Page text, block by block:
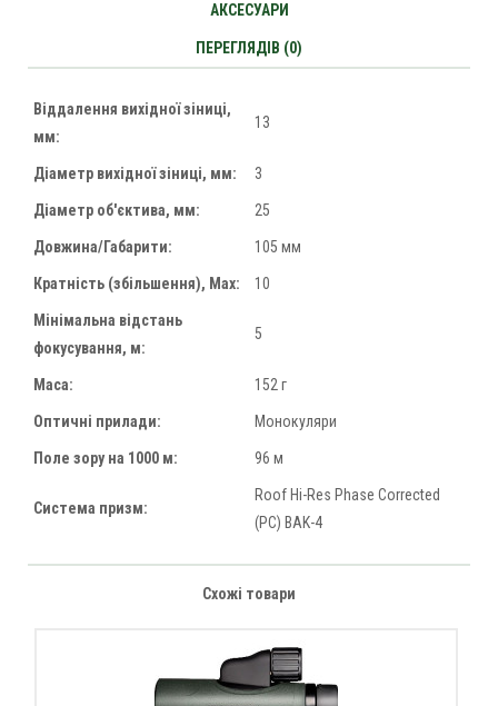
АКСЕСУАРИ
ПЕРЕГЛЯДІВ (0)
Віддалення вихідної зіниці,
мм:
13
Діаметр вихідної зіниці, мм: 3
Діаметр об'єктива, мм: 25
Довжина/Габарити: 105 мм
Кратність (збільшення), Max: 10
Мінімальна відстань
фокусування, м:
5
Маса: 152 г
Оптичні прилади: Монокуляри
Поле зору на 1000 м: 96 м
Система призм:
Roof Hi-Res Phase Corrected
(PC) BAK-4
Схожі товари